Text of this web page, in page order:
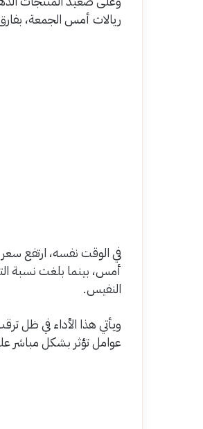
ريالات أمس الجمعة،
أمس، بينما بلغت نسبة
النفيس.
ويأتي هذا الأداء في ظل
عوامل تؤثر بشكل مباشر